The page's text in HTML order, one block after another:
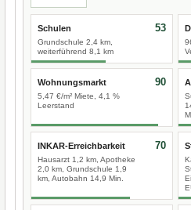
Schulen
Grundschule 2,4 km,
weiterführend 8,1 km
53
Wohnungsmarkt
5,47 €/m² Miete, 4,1 %
Leerstand
90
INKAR-Erreichbarkeit
Hausarzt 1,2 km, Apotheke
2,0 km, Grundschule 1,9
km, Autobahn 14,9 Min.
70